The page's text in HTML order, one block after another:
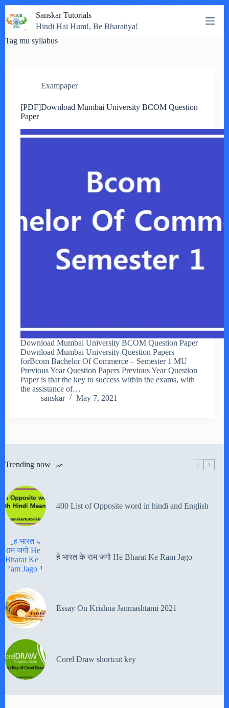
to
content
Sanskar Tutorials
Hindi Hai Hum!, Be Bharatiya!
Tag mu syllabus
Exampaper
[PDF]Download Mumbai University BCOM Question
Paper
Download Mumbai University BCOM Question Paper
Download Mumbai University Question Papers
forBcom Bachelor Of Commerce – Semester 1 MU
Previous Year Question Papers Previous Year Question
Paper is that the key to success within the exams, with
the assistance of…
sanskar
May 7, 2021
Trending now
400 List of Opposite word in hindi and English
हे भारत के राम जगो He Bharat Ke Ram Jago
Essay On Krishna Janmashtami 2021
Corel Draw shortcut key